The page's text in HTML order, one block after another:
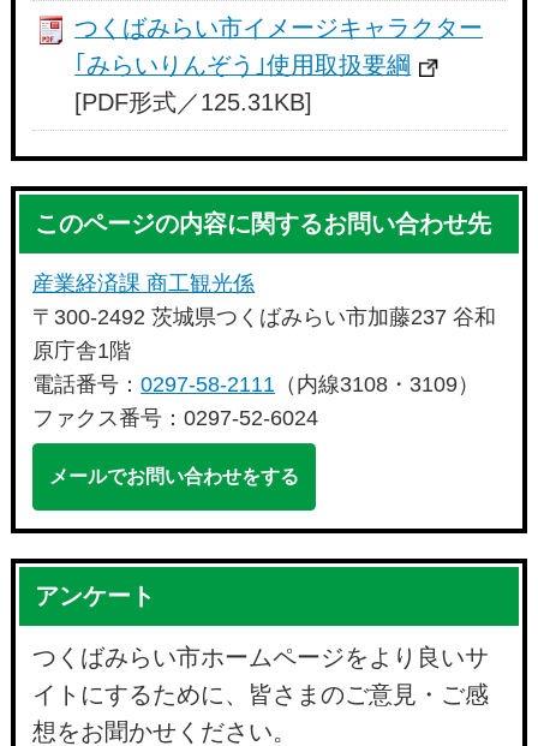
つくばみらい市イメージキャラクター
｢みらいりんぞう｣使用取扱要綱
[PDF形式／125.31KB]
このページの内容に関するお問い合わせ先
産業経済課 商工観光係
〒300-2492 茨城県つくばみらい市加藤237 谷和
原庁舎1階
電話番号：0297-58-2111 （内線3108・3109）
ファクス番号：0297-52-6024
メールでお問い合わせをする
アンケート
つくばみらい市ホームページをより良いサ
イトにするために、皆さまのご意見・ご感
想をお聞かせください。